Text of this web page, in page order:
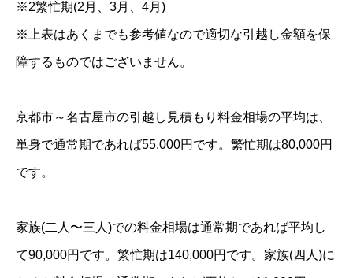
※2繁忙期(2月、3月、4月)
※上表はあくまでも参考値なので適切な引越し金額を保
障するものではございません。
京都市～名古屋市の引越し見積もり料金相場の平均は、
単身で通常期であれば55,000円です。繁忙期は80,000円
です。
家族(二人〜三人)での料金相場は通常期であれば平均し
て90,000円です。繁忙期は140,000円です。家族(四人)に